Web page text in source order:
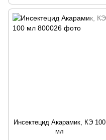
Инсектецид Акарамик, КЭ 100
мл